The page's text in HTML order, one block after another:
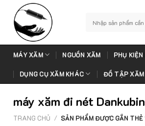
content
kiếm:
MÁY XĂM NGUỒN XĂM PHỤ
DỤNG CỤ XĂM KHÁC ĐỒ TẬP XĂM
máy xăm đi nét Dankubin
TRANG CHỦ / SẢN PHẨM ĐƯỢC GẮN